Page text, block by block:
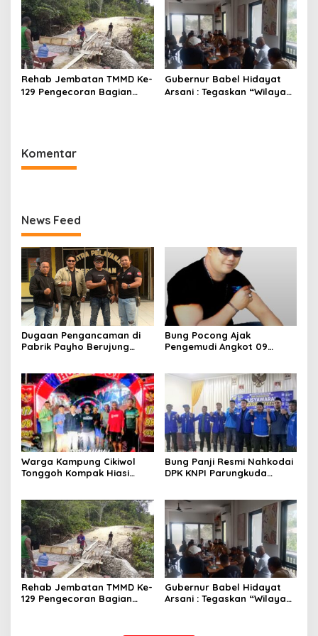
Rehab Jembatan TMMD Ke-
129 Pengecoran Bagian
dan Lancar
Gubernur Babel Hidayat
Arsani : Tegaskan “Wilayah
Komentar
News Feed
Dugaan Pengancaman di
Pabrik Payho Berujung
Tuntas
Bung Pocong Ajak
Pengemudi Angkot 09
Warga Kampung Cikiwol
Tonggoh Kompak Hiasi
Bung Panji Resmi Nahkodai
DPK KNPI Parungkuda
Rehab Jembatan TMMD Ke-
129 Pengecoran Bagian
Masyarakat Kampung
Gubernur Babel Hidayat
Arsani : Tegaskan “Wilayah
Hektare Sesuai